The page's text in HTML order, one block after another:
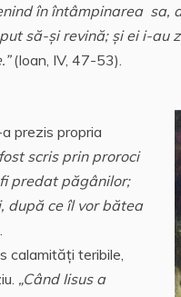
în întâmpinarea sa,
să-şi revină; şi ei i-au
(Ioan, IV, 47-53).
prezis propria
scris prin proroci
predat păgânilor;
după ce îl vor bătea
calamităţi teribile,
„Când Iisus a